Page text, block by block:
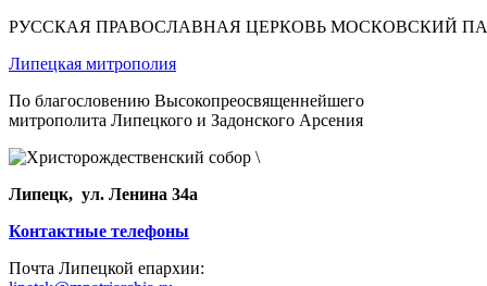
РУССКАЯ ПРАВОСЛАВНАЯ ЦЕРКОВЬ МОСКОВСКИЙ
Липецкая митрополия
По благословению Высокопреосвященнейшего
митрополита Липецкого и Задонского Арсения
Липецк, ул. Ленина 34а
Контактные телефоны
Почта Липецкой епархии: